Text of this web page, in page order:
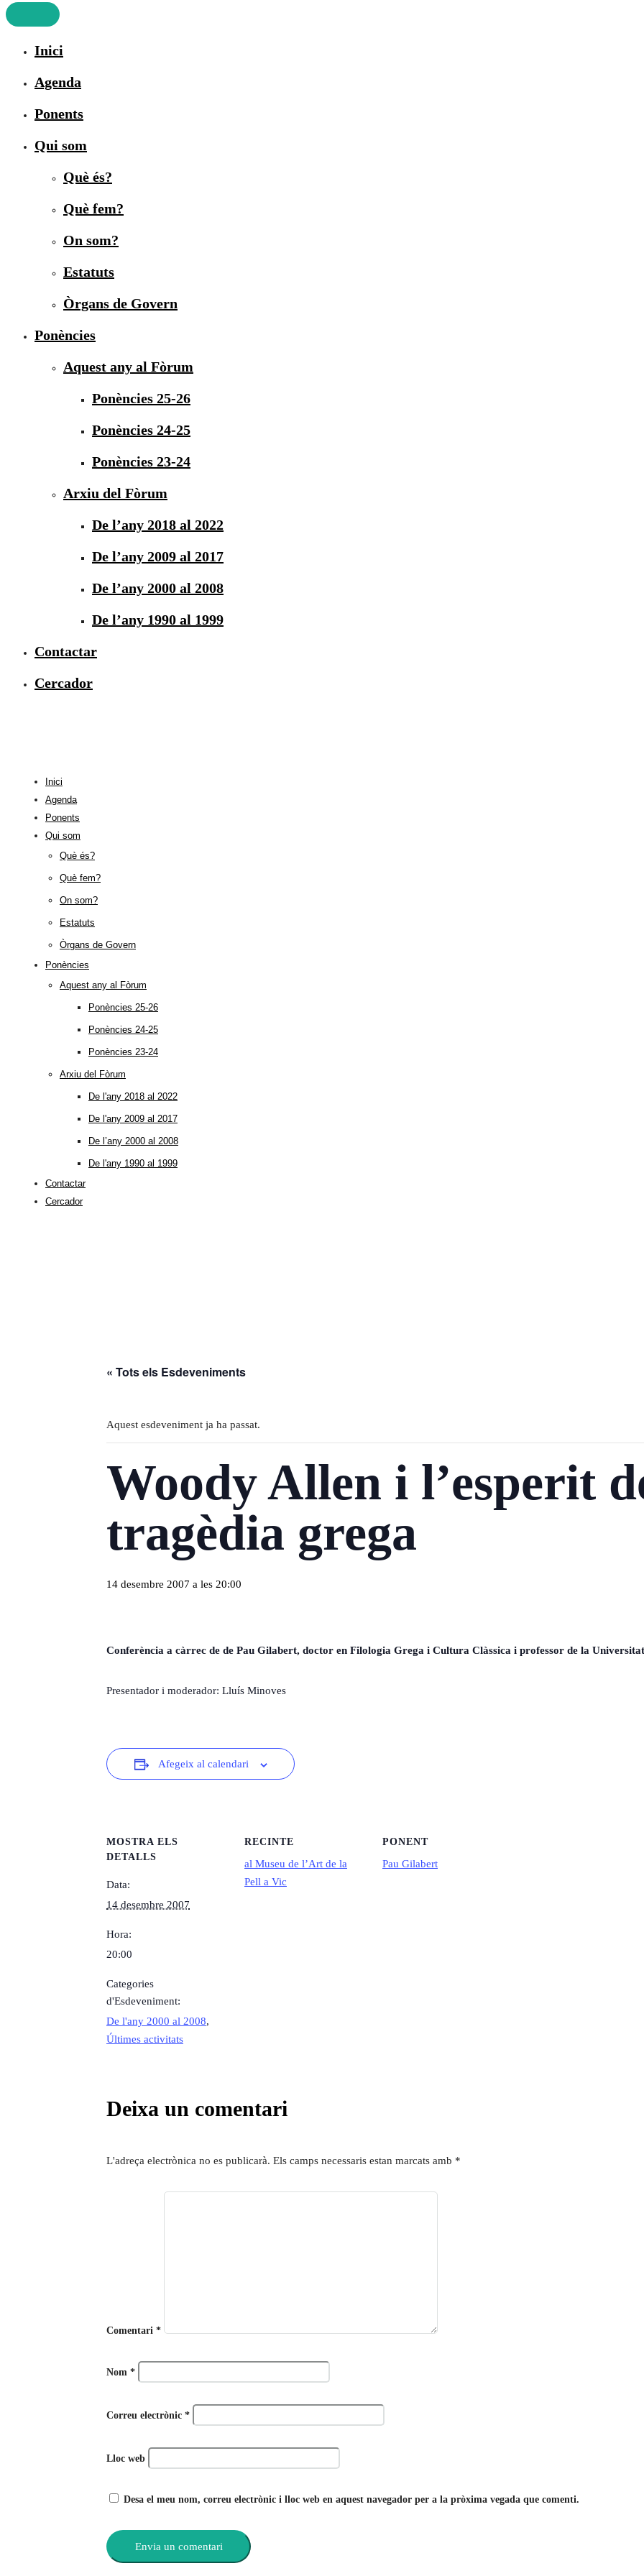
Inici
Agenda
Ponents
Qui som
Què és?
Què fem?
On som?
Estatuts
Òrgans de Govern
Ponències
Aquest any al Fòrum
Ponències 25-26
Ponències 24-25
Ponències 23-24
Arxiu del Fòrum
De l’any 2018 al 2022
De l’any 2009 al 2017
De l’any 2000 al 2008
De l’any 1990 al 1999
Contactar
Cercador
Inici
Agenda
Ponents
Qui som
Què és?
Què fem?
On som?
Estatuts
Òrgans de Govern
Ponències
Aquest any al Fòrum
Ponències 25-26
Ponències 24-25
Ponències 23-24
Arxiu del Fòrum
De l'any 2018 al 2022
De l'any 2009 al 2017
De l’any 2000 al 2008
De l'any 1990 al 1999
Contactar
Cercador
« Tots els Esdeveniments
Aquest esdeveniment ja ha passat.
Woody Allen i l’esperit
tragèdia grega
14 desembre 2007 a les 20:00
Conferència a càrrec de de Pau Gilabert, doctor en Filologia Grega i Cultura Clàssica i professor de la
Presentador i moderador: Lluís Minoves
Afegeix al calendari
MOSTRA ELS
DETALLS
Data:
14 desembre 2007
Hora:
20:00
Categories
d'Esdeveniment:
De l'any 2000 al 2008,
Últimes activitats
RECINTE
al Museu de l’Art de la
Pell a Vic
PONENT
Pau Gilabert
Deixa un comentari
L'adreça electrònica no es publicarà. Els camps necessaris estan marcats amb *
Comentari *
Nom *
Correu electrònic *
Lloc web
Desa el meu nom, correu electrònic i lloc web en aquest navegador per a la pròxima vegada que comenti.